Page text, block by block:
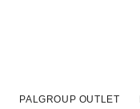
PALGROUP OUTLET